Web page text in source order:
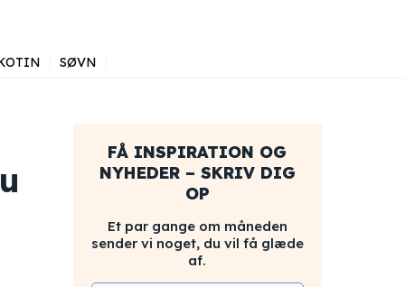
SØVN
FÅ INSPIRATION OG
NYHEDER – SKRIV DIG
OP
Et par gange om måneden
sender vi noget, du vil få glæde
af.